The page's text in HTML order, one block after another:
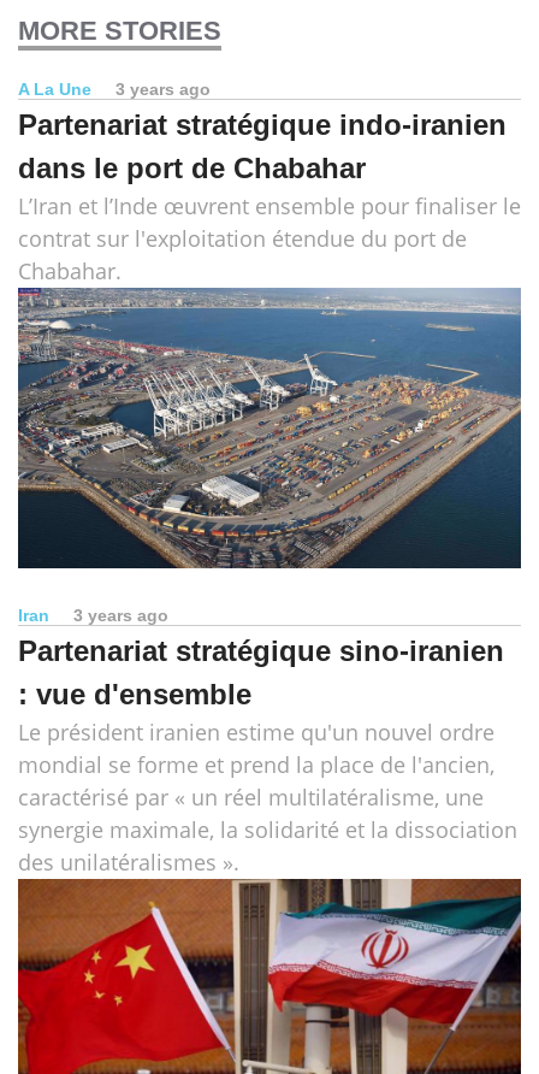
MORE STORIES
A La Une 3 years ago
Partenariat stratégique indo-iranien
dans le port de Chabahar
L’Iran et l’Inde œuvrent ensemble pour finaliser le
contrat sur l'exploitation étendue du port de
Chabahar.
Iran 3 years ago
Partenariat stratégique sino-iranien
: vue d'ensemble
Le président iranien estime qu'un nouvel ordre
mondial se forme et prend la place de l'ancien,
caractérisé par « un réel multilatéralisme, une
synergie maximale, la solidarité et la dissociation
des unilatéralismes ».